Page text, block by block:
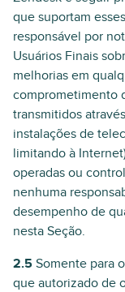
que suportam
responsável por
Usuários Finais
melhorias em
comprometimento
transmitidos
instalações de
limitando à
operadas ou
nenhuma
desempenho de
nesta Seção.
2.5 Somente para
que autorizado de